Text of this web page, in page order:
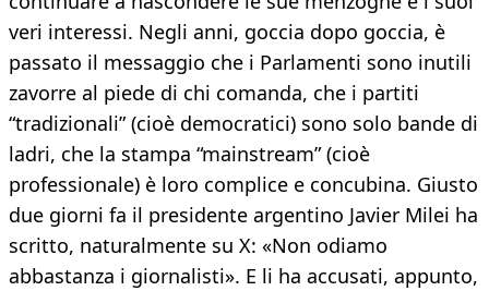
veri interessi. Negli anni, goccia dopo goccia, è
passato il messaggio che i Parlamenti sono inutili
zavorre al piede di chi comanda, che i partiti
“tradizionali” (cioè democratici) sono solo bande di
ladri, che la stampa “mainstream” (cioè
professionale) è loro complice e concubina. Giusto
due giorni fa il presidente argentino Javier Milei ha
scritto, naturalmente su X: «Non odiamo
abbastanza i giornalisti». E li ha accusati, appunto,